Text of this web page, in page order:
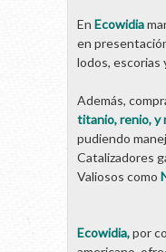
En Ecowidia
en
lodos, escorias
Además,
titanio, renio, y
pudiendo
Catalizadores
Valiosos como
Ecowidia,por